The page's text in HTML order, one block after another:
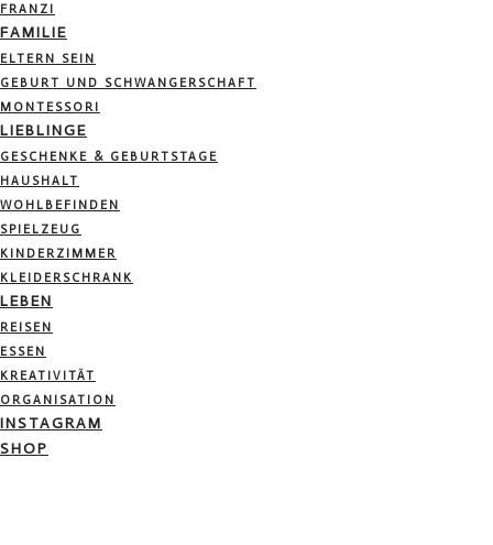
FRANZI
FAMILIE
ELTERN SEIN
GEBURT UND SCHWANGERSCHAFT
MONTESSORI
LIEBLINGE
GESCHENKE & GEBURTSTAGE
HAUSHALT
WOHLBEFINDEN
SPIELZEUG
KINDERZIMMER
KLEIDERSCHRANK
LEBEN
REISEN
ESSEN
KREATIVITÄT
ORGANISATION
INSTAGRAM
SHOP